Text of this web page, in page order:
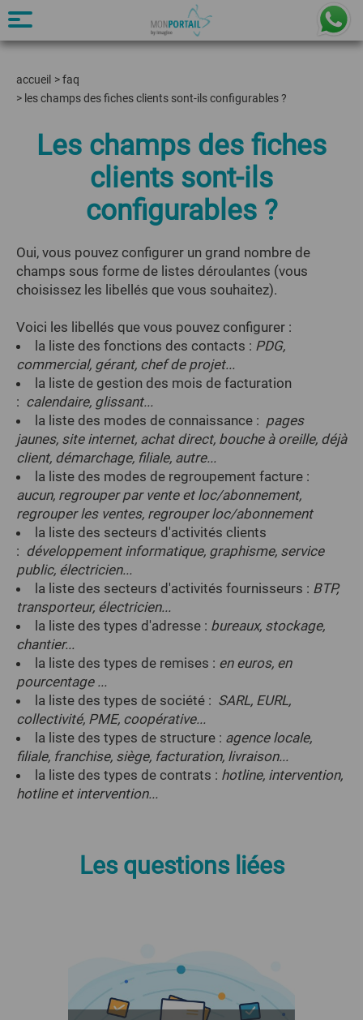
accueil >faq
> les champs des fiches clients sont-ils configurables ?
Les champs des fiches
clients sont-ils
configurables ?
Oui, vous pouvez configurer un grand nombre de
champs sous forme de listes déroulantes (vous
choisissez les libellés que vous souhaitez).
Voici les libellés que vous pouvez configurer :
la liste des fonctions des contacts : PDG,
commercial, gérant, chef de projet...
la liste de gestion des mois de facturation
: calendaire, glissant...
la liste des modes de connaissance : pages
jaunes, site internet, achatdirect, bouche à oreille, déjà
client, démarchage, filiale, autre...
la liste des modes de regroupement facture :
aucun, regrouper par vente et loc/abonnement,
regrouper les ventes, regrouper loc/abonnement
la liste des secteurs d'activités clients
: développement informatique, graphisme, service
public, électricien...
la liste des secteurs d'activités fournisseurs : BTP,
transporteur, électricien...
la liste des types d'adresse : bureaux, stockage,
chantier...
la liste des types de remises : en euros, en
pourcentage ...
la liste des types de société : SARL, EURL,
collectivité, PME, coopérative...
la liste des types de structure : agence locale,
filiale, franchise, siège, facturation, livraison...
la liste des types de contrats : hotline, intervention,
hotline et intervention...
Les questions liées